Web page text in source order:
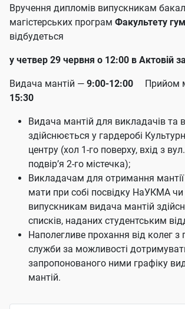
Вручення дипломів випускникам
магістерських програм Факультету
відбудеться
у четвер 29 червня о 12:00 в Актовій
Видача мантій — 9:00-12:00 Прийом
15:30
Видача мантій для викладачів та
здійснюється у гардеробі
центру (хол 1-го поверху, вхід з вул.
подвір’я 2-го містечка);
Викладачам для отримання мантії
мати при собі посвідку НаУКМА чи
випускникам видача мантій
списків, наданих студентським
Наполегливе прохання від колег з
служби за можливості
запропонованого ними графіку
мантій.